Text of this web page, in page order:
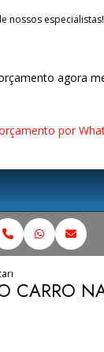
nossos especialistas!
agora
por
vila sonia
CARRO